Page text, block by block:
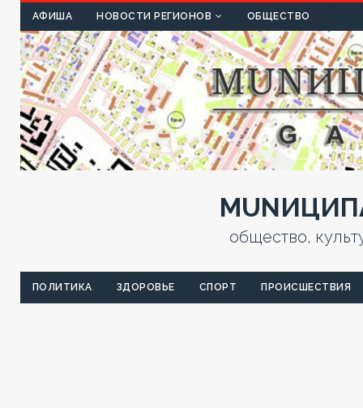
АФИША НОВОСТИ РЕГИОНОВ ОБЩЕСТВО
общество,
ПОЛИТИКА ЗДОРОВЬЕ СПОРТ ПРОИСШЕСТВИЯ